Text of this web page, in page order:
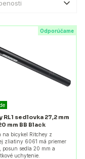
Odporúčame
RL1 sedlovka 27,2 mm
mm BB Black
na bicykel Ritchey z
zliatiny 6061 má priemer
posun sedla 20 mm a
uchytenie.